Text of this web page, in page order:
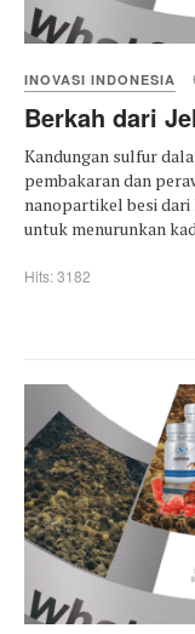
INOVASI INDONESIA
Berkah dari
Kandungan sulfur
pembakaran dan
nanopartikel besi
untuk menurunkan
Hits: 3182